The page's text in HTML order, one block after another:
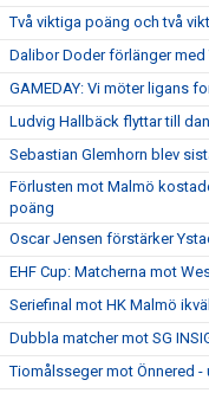
Två viktiga poäng och två
Dalibor Doder förlänger med
GAMEDAY: Vi möter ligans
Ludvig Hallbäck flyttar till
Sebastian Glemhorn blev
Förlusten mot Malmö
poäng
Oscar Jensen förstärker
EHF Cup: Matcherna mot
Seriefinal mot HK Malmö ikväll
Dubbla matcher mot SG
Tiomålsseger mot Önnered